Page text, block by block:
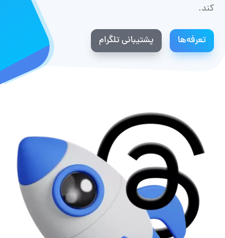
کند.
تعرفه‌ها پشتیبانی تلگرام